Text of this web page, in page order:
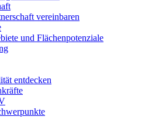
vereinbaren
und Flächenpotenziale
entdecken